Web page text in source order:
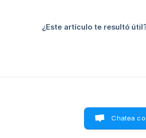
¿Este artículo te resultó
Chatea